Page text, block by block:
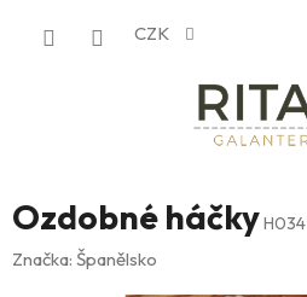
CZK
Ozdobné háčkyH034
Značka: Španělsko